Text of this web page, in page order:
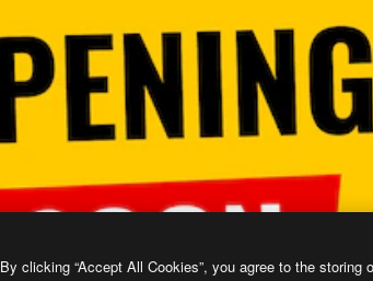
By clicking “Accept All Cookies”, you agree to the